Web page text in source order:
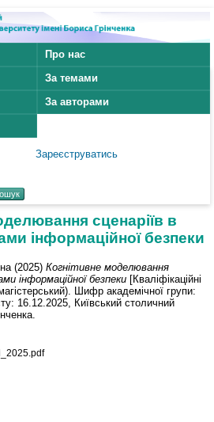
Про нас
За темами
За авторами
Зареєструватись
сценаріїв в
інформаційної безпеки
(2025) Когнітивне моделювання
інформаційної безпеки [Кваліфікаційні
Шифр академічної групи:
16.12.2025, Київський столичний